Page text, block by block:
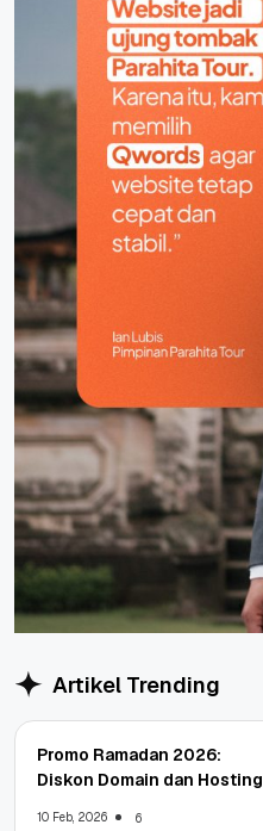
Artikel Trending
Promo Ramadan 2026:
Diskon Domain dan Hosting
10 Feb, 2026 6